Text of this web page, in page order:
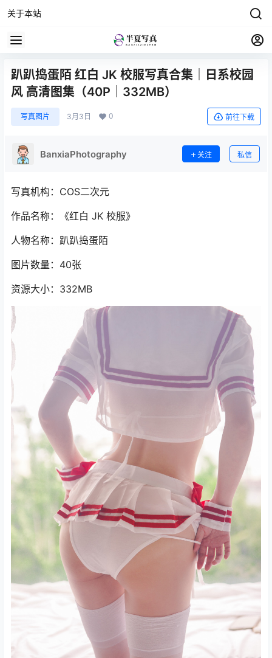
关于本站
趴趴捣蛋陌 红白 JK 校服写真合集｜日系校园
风 高清图集（40P｜332MB）
写真图片 3月3日 0 前往下载
BanxiaPhotography 关注 私信
写真机构：COS二次元
作品名称：《红白 JK 校服》
人物名称：趴趴捣蛋陌
图片数量：40张
资源大小：332MB